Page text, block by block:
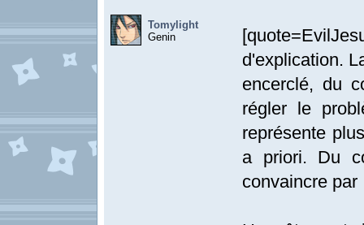
Tomylight
Genin
d'explication.
encerclé, du
régler le
représente
a priori. Du
convaincre par